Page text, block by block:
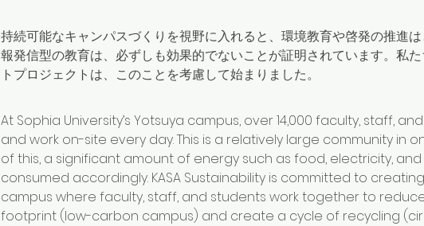
持続可能なキャンパスづくりを視野に入れると、環境教育や啓発の推進
報発信型の教育は、必ずしも効果的でないことが証明されています。私
トプロジェクトは、このことを考慮して始まりました。
At Sophia University’s Yotsuya campus, over 14,000 faculty, staff,
and work on-site every day. This is a relatively large community in
of this, a significant amount of energy such as food, electricity,
consumed accordingly. KASA Sustainability is committed to
campus where faculty, staff, and students work together to
footprint (low-carbon campus) and create a cycle of recycling